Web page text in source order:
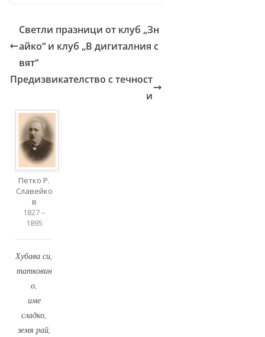
Светли празници от клуб „Зн
айко“ и клуб „В дигиталния с
вят“
Предизвикателство с течност
и
Петко Р.
Славейко
в
1827 –
1895
Хубава си,
татковин
о,
име
сладко,
земя рай,